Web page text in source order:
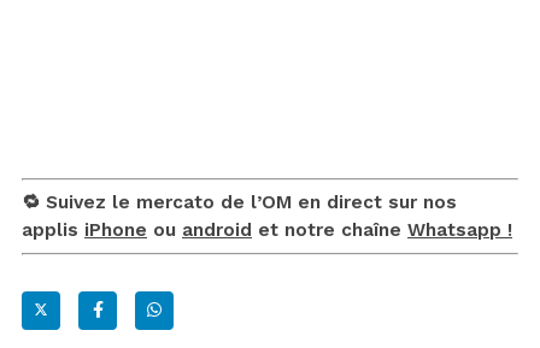
🔁 Suivez le mercato de l’OM en direct sur nos
applis iPhone ou android et notre chaîne Whatsapp !